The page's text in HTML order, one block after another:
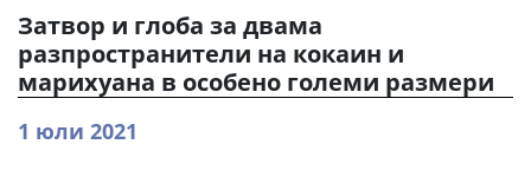
Затвор и глоба за двама
разпространители на кокаин и
марихуана в особено големи размери
1 юли 2021